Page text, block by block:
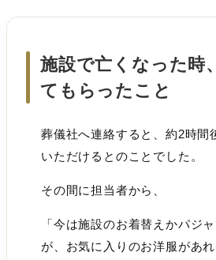
施設で亡くなった時
てもらったこと
葬儀社へ連絡すると、約2時間
いただけるとのことでした。
その間に担当者から、
「今は施設のお着替えかパジ
が、お気に入りのお洋服があ